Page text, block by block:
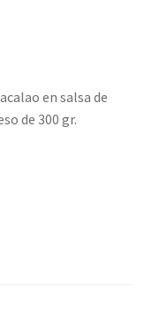
en salsa de
de 300 gr.